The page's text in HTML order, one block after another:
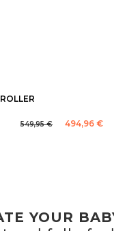
549,95 € 494,96 €
YOUR